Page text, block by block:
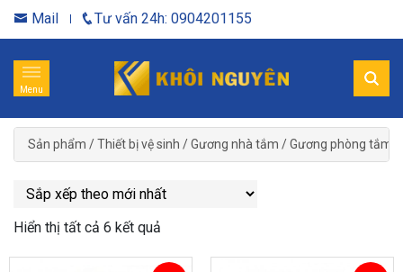
Mail Tư vấn 24h: 0904201155
Menu
Sản phẩm /Thiết bị vệ sinh /Gương nhà tắm /Gương phòng tắm
Hiển thị tất cả 6 kết quả